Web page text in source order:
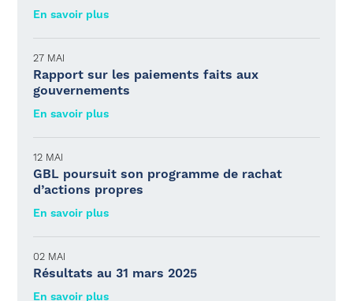
En savoir plus
27 MAI
Rapport sur les paiements faits aux
gouvernements
En savoir plus
12 MAI
GBL poursuit son programme de rachat
d’actions propres
En savoir plus
02 MAI
Résultats au 31 mars 2025
En savoir plus